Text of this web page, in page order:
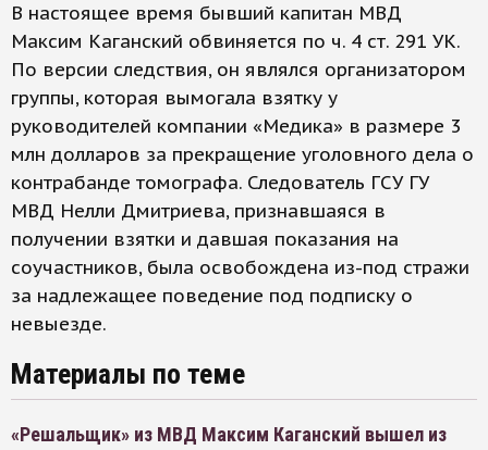
В настоящее время бывший капитан МВД
Максим Каганский обвиняется по ч. 4 ст. 291 УК.
По версии следствия, он являлся организатором
группы, которая вымогала взятку у
руководителей компании «Медика» в размере 3
млн долларов за прекращение уголовного дела о
контрабанде томографа. Следователь ГСУ ГУ
МВД Нелли Дмитриева, признавшаяся в
получении взятки и давшая показания на
соучастников, была освобождена из-под стражи
за надлежащее поведение под подписку о
невыезде.
Материалы по теме
«Решальщик» из МВД Максим Каганский вышел из